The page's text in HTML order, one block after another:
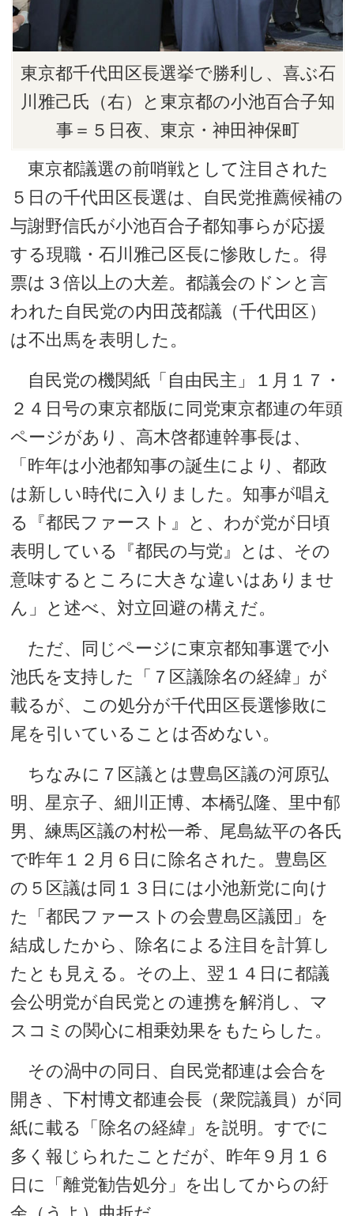
東京都千代田区長選挙で勝利し、喜ぶ石
川雅己氏（右）と東京都の小池百合子知
事＝５日夜、東京・神田神保町
東京都議選の前哨戦として注目された
５日の千代田区長選は、自民党推薦候補の
与謝野信氏が小池百合子都知事らが応援
する現職・石川雅己区長に惨敗した。得
票は３倍以上の大差。都議会のドンと言
われた自民党の内田茂都議（千代田区）
は不出馬を表明した。
自民党の機関紙「自由民主」１月１７・
２４日号の東京都版に同党東京都連の年頭
ページがあり、高木啓都連幹事長は、
「昨年は小池都知事の誕生により、都政
は新しい時代に入りました。知事が唱え
る『都民ファースト』と、わが党が日頃
表明している『都民の与党』とは、その
意味するところに大きな違いはありませ
ん」と述べ、対立回避の構えだ。
ただ、同じページに東京都知事選で小
池氏を支持した「７区議除名の経緯」が
載るが、この処分が千代田区長選惨敗に
尾を引いていることは否めない。
ちなみに７区議とは豊島区議の河原弘
明、星京子、細川正博、本橋弘隆、里中郁
男、練馬区議の村松一希、尾島紘平の各氏
で昨年１２月６日に除名された。豊島区
の５区議は同１３日には小池新党に向け
た「都民ファーストの会豊島区議団」を
結成したから、除名による注目を計算し
たとも見える。その上、翌１４日に都議
会公明党が自民党との連携を解消し、マ
スコミの関心に相乗効果をもたらした。
その渦中の同日、自民党都連は会合を
開き、下村博文都連会長（衆院議員）が同
紙に載る「除名の経緯」を説明。すでに
多く報じられたことだが、昨年９月１６
日に「離党勧告処分」を出してからの紆